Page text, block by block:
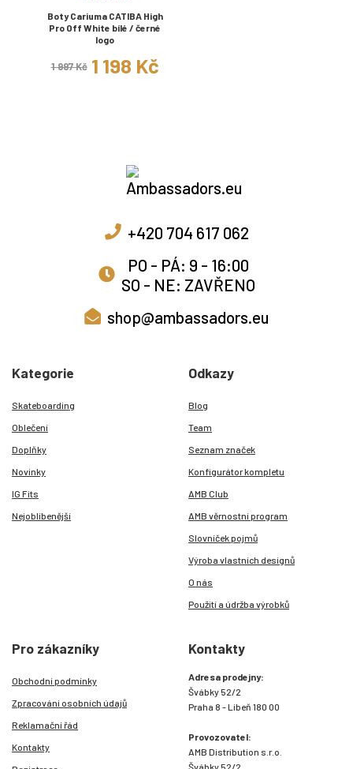
Boty Cariuma CATIBA High
Pro Off White bílé / černé
logo
1 997 Kč 1 198 Kč
+420 704 617 062
PO - PÁ: 9 - 16:00
SO - NE: ZAVŘENO
shop@ambassadors.eu
Kategorie
Skateboarding
Oblečení
Doplňky
Novinky
IG Fits
Nejoblíbenější
Odkazy
Blog
Team
Seznam značek
Konfigurátor kompletu
AMB Club
AMB věrnostní program
Slovníček pojmů
Výroba vlastních designů
O nás
Použití a údržba výrobků
Pro zákazníky
Obchodní podmínky
Zpracování osobních údajů
Reklamační řád
Kontakty
Kontakty
Adresa prodejny:
Švábky 52/2
Praha 8 - Libeň 180 00
Provozovatel:
AMB Distribution s.r.o.
Švábky 52/2